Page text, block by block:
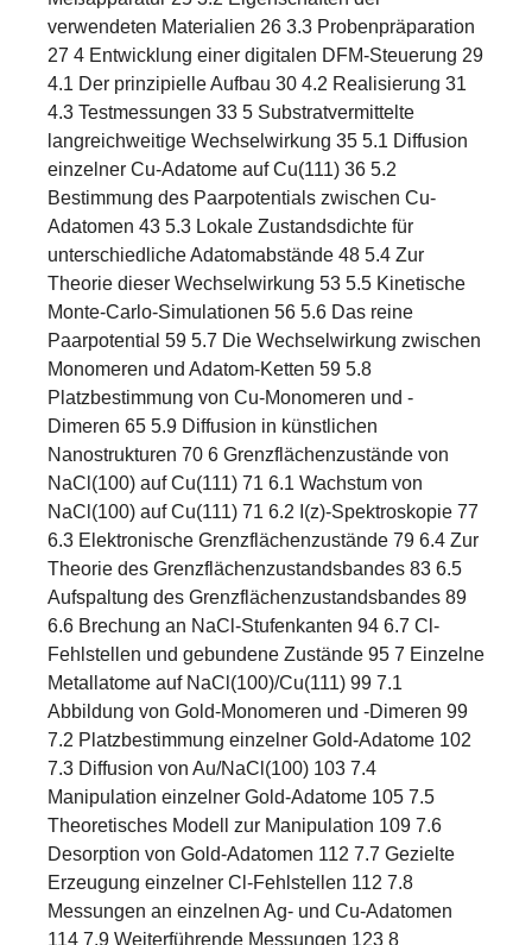
verwendeten Materialien 26 3.3 Probenpräparation
27 4 Entwicklung einer digitalen DFM-Steuerung 29
4.1 Der prinzipielle Aufbau 30 4.2 Realisierung 31
4.3 Testmessungen 33 5 Substratvermittelte
langreichweitige Wechselwirkung 35 5.1 Diffusion
einzelner Cu-Adatome auf Cu(111) 36 5.2
Bestimmung des Paarpotentials zwischen Cu-
Adatomen 43 5.3 Lokale Zustandsdichte für
unterschiedliche Adatomabstände 48 5.4 Zur
Theorie dieser Wechselwirkung 53 5.5 Kinetische
Monte-Carlo-Simulationen 56 5.6 Das reine
Paarpotential 59 5.7 Die Wechselwirkung zwischen
Monomeren und Adatom-Ketten 59 5.8
Platzbestimmung von Cu-Monomeren und -
Dimeren 65 5.9 Diffusion in künstlichen
Nanostrukturen 70 6 Grenzflächenzustände von
NaCl(100) auf Cu(111) 71 6.1 Wachstum von
NaCl(100) auf Cu(111) 71 6.2 I(z)-Spektroskopie 77
6.3 Elektronische Grenzflächenzustände 79 6.4 Zur
Theorie des Grenzflächenzustandsbandes 83 6.5
Aufspaltung des Grenzflächenzustandsbandes 89
6.6 Brechung an NaCl-Stufenkanten 94 6.7 Cl-
Fehlstellen und gebundene Zustände 95 7 Einzelne
Metallatome auf NaCl(100)/Cu(111) 99 7.1
Abbildung von Gold-Monomeren und -Dimeren 99
7.2 Platzbestimmung einzelner Gold-Adatome 102
7.3 Diffusion von Au/NaCl(100) 103 7.4
Manipulation einzelner Gold-Adatome 105 7.5
Theoretisches Modell zur Manipulation 109 7.6
Desorption von Gold-Adatomen 112 7.7 Gezielte
Erzeugung einzelner Cl-Fehlstellen 112 7.8
Messungen an einzelnen Ag- und Cu-Adatomen
114 7.9 Weiterführende Messungen 123 8